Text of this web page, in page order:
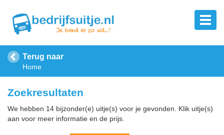
Terug naar
Home
Zoekresultaten
We hebben 14 bijzonder(e) uitje(s) voor je gevonden. Klik uitje(s)
aan voor meer informatie en de prijs.